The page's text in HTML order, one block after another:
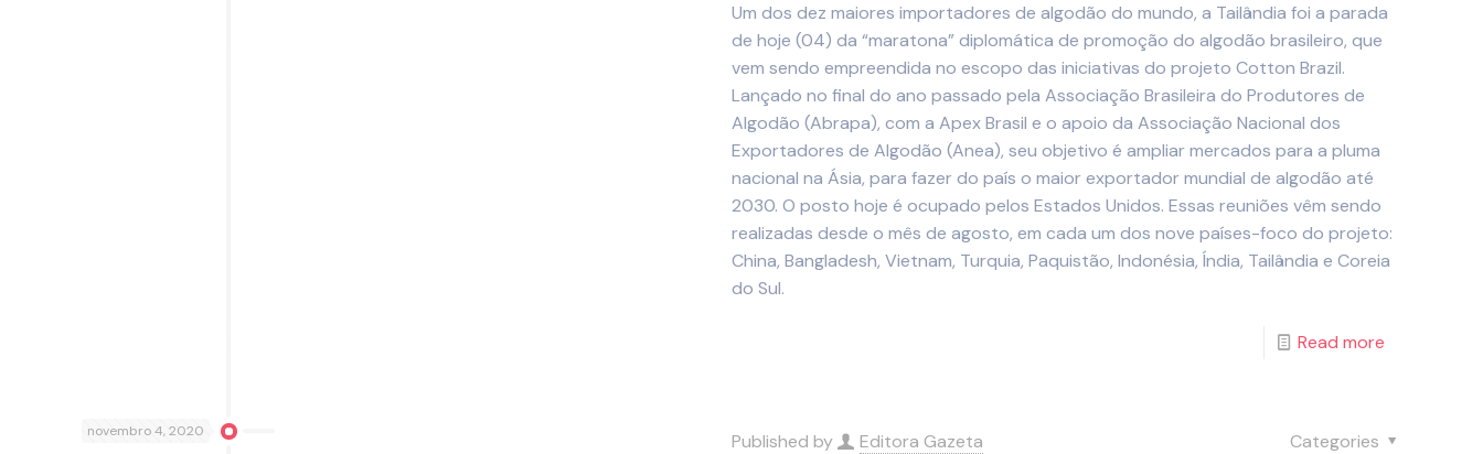
Um dos dez maiores importadores de algodão do mundo, a Tailândia foi a parada
de hoje (04) da “maratona” diplomática de promoção do algodão brasileiro, que
vem sendo empreendida no escopo das iniciativas do projeto Cotton Brazil.
Lançado no final do ano passado pela Associação Brasileira do Produtores de
Algodão (Abrapa), com a Apex Brasil e o apoio da Associação Nacional dos
Exportadores de Algodão (Anea), seu objetivo é ampliar mercados para a pluma
nacional na Ásia, para fazer do país o maior exportador mundial de algodão até
2030. O posto hoje é ocupado pelos Estados Unidos. Essas reuniões vêm sendo
realizadas desde o mês de agosto, em cada um dos nove países-foco do projeto:
China, Bangladesh, Vietnam, Turquia, Paquistão, Indonésia, Índia, Tailândia e Coreia
do Sul.
Read more
novembro 4, 2020 Published by Editora Gazeta Categories